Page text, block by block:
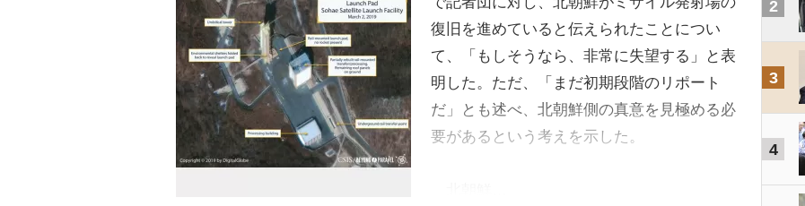
復旧を進めていると伝えられたことについ
て、「もしそうなら、非常に失望する」と表
明した。ただ、「まだ初期段階のリポート
だ」とも述べ、北朝鮮側の真意を見極める必
要があるという考えを示した。
2
3
4